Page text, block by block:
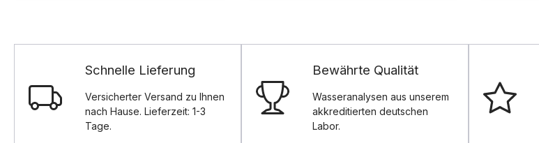
Schnelle Lieferung
Versicherter Versand zu Ihnen
nach Hause. Lieferzeit: 1-3
Tage.
Bewährte Qualität
Wasseranalysen aus unserem
akkreditierten deutschen
Labor.